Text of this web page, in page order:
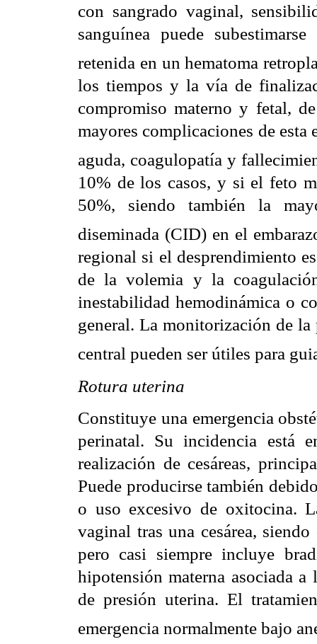
con sangrado vaginal,
sanguínea puede
retenida en un hematoma
los tiempos y la vía de
compromiso materno y fetal,
mayores complicaciones de
aguda, coagulopatía y
10% de los casos, y si el feto
50%, siendo también la
diseminada (CID) en el
regional si el desprendimiento
de la volemia y la
inestabilidad hemodinámica o
general. La monitorización de
central pueden ser útiles para
Rotura uterina
Constituye una emergencia
perinatal. Su incidencia está
realización de cesáreas,
Puede producirse también
o uso excesivo de oxitocina.
vaginal tras una cesárea,
pero casi siempre incluye
hipotensión materna asociada
de presión uterina. El
emergencia normalmente bajo